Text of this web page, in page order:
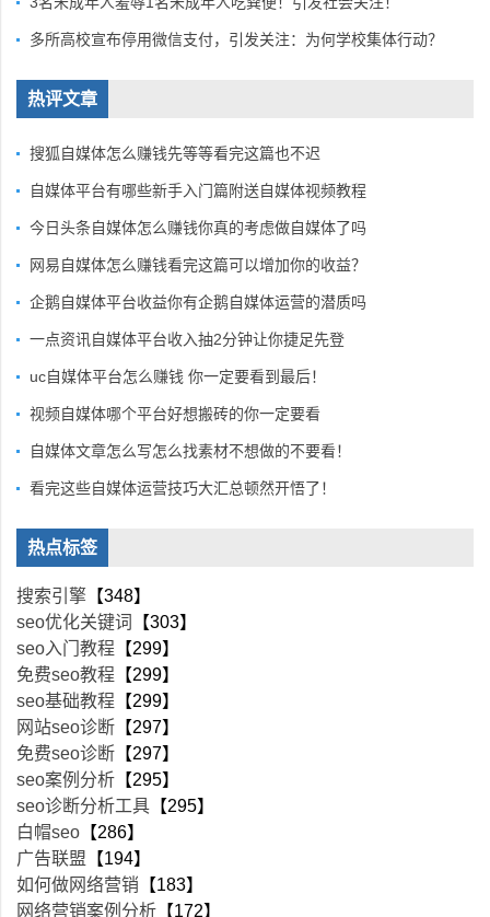
多所高校宣布停用微信支付，引发关注：为何学校集体行动？
热评文章
搜狐自媒体怎么赚钱先等等看完这篇也不迟
自媒体平台有哪些新手入门篇附送自媒体视频教程
今日头条自媒体怎么赚钱你真的考虑做自媒体了吗
网易自媒体怎么赚钱看完这篇可以增加你的收益？
企鹅自媒体平台收益你有企鹅自媒体运营的潜质吗
一点资讯自媒体平台收入抽2分钟让你捷足先登
uc自媒体平台怎么赚钱 你一定要看到最后！
视频自媒体哪个平台好想搬砖的你一定要看
自媒体文章怎么写怎么找素材不想做的不要看！
看完这些自媒体运营技巧大汇总顿然开悟了！
热点标签
搜索引擎 【348】
seo优化关键词
【303】
seo入门教程 【299】
免费seo教程 【299】
seo基础教程 【299】
网站seo诊断 【297】
免费seo诊断 【297】
seo案例分析 【295】
seo诊断分析工具 【295】
白帽seo 【286】
广告联盟 【194】
如何做网络营销 【183】
网络营销案例分析 【172】